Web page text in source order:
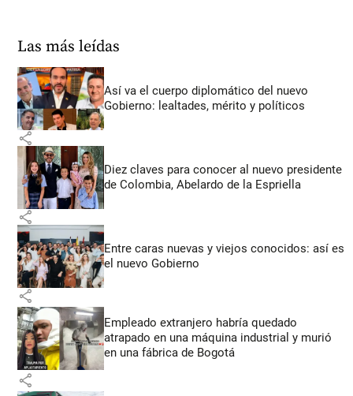
Las más leídas
Así va el cuerpo diplomático del nuevo
Gobierno: lealtades, mérito y políticos
share
Diez claves para conocer al nuevo presidente
de Colombia, Abelardo de la Espriella
share
Entre caras nuevas y viejos conocidos: así es
el nuevo Gobierno
share
Empleado extranjero habría quedado
atrapado en una máquina industrial y murió
en una fábrica de Bogotá
share